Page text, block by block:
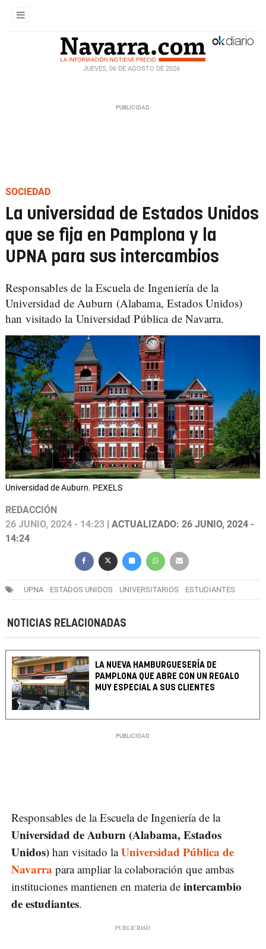
JUEVES, 06 DE AGOSTO DE 2026
SOCIEDAD
La universidad de Estados Unidos
que se fija en Pamplona y la
UPNA para sus intercambios
Responsables de la Escuela de Ingeniería de la
Universidad de Auburn (Alabama, Estados Unidos)
han visitado la Universidad Pública de Navarra.
Universidad de Auburn. PEXELS
REDACCIÓN
26 JUNIO, 2024 - 14:23 | ACTUALIZADO: 26 JUNIO, 2024 -
14:24
UPNA ESTADOS UNIDOS UNIVERSITARIOS ESTUDIANTES
NOTICIAS RELACIONADAS
LA NUEVA HAMBURGUESERÍA DE
PAMPLONA QUE ABRE CON UN REGALO
MUY ESPECIAL A SUS CLIENTES
Responsables de la Escuela de Ingeniería de la
Universidad de Auburn (Alabama, Estados
Unidos) han visitado laUniversidad Pública de
Navarra para ampliar la colaboración que ambas
instituciones mantienen en materia de intercambio
de estudiantes.